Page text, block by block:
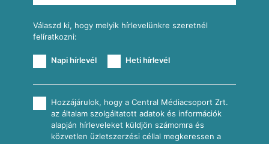
Válaszd ki, hogy melyik hírlevelünkre szeretnél
felíratkozni:
Napi hírlevél Heti hírlevél
Hozzájárulok, hogy a Central Médiacsoport Zrt.
az általam szolgáltatott adatok és információk
alapján hírleveleket küldjön számomra és
közvetlen üzletszerzési céllal megkeressen a